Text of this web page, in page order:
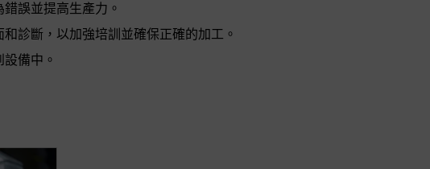
誤並提高生產力。
診斷，以加強培訓並確保正確的加工。
備中。